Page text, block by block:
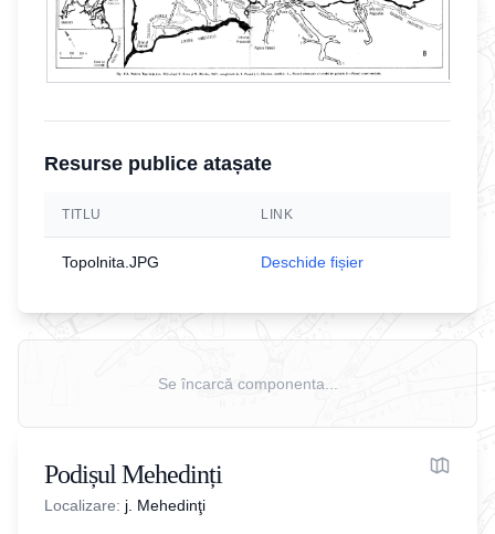
Resurse publice atașate
TITLU LINK
Topolnita.JPG Deschide fișier
Se încarcă componenta...
Podișul Mehedinți
Localizare: j. Mehedinţi